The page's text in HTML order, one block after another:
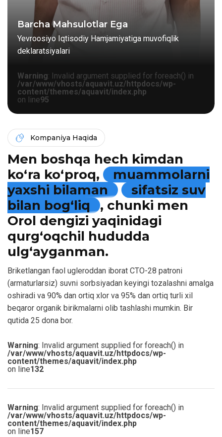
Barcha Mahsulotlar Ega
Yevroosiyo Iqtisodiy Hamjamiyatiga muvofiqlik
deklaratsiyalari
Warning: Invalid argument supplied for foreach() in
/var/www/vhosts/aquavit.uz/httpdocs/wp-
content/themes/aquavit/index.php
on line95
Kompaniya Haqida
Men boshqa hech kimdan
ko‘ra ko‘proq,
muammolarni
yaxshi bilaman
sifatsiz suv
bilan bog‘liq
, chunki men
Orol dengizi yaqinidagi
qurg‘oqchil hududda
ulg‘ayganman.
Briketlangan faol ugleroddan iborat CTO-28 patroni
(armaturlarsiz) suvni sorbsiyadan keyingi tozalashni amalga
oshiradi va 90% dan ortiq xlor va 95% dan ortiq turli xil
beqaror organik birikmalarni olib tashlashi mumkin. Bir
qutida 25 dona bor.
Warning: Invalid argument supplied for foreach() in
/var/www/vhosts/aquavit.uz/httpdocs/wp-
content/themes/aquavit/index.php
on line132
Warning: Invalid argument supplied for foreach() in
/var/www/vhosts/aquavit.uz/httpdocs/wp-
content/themes/aquavit/index.php
on line157